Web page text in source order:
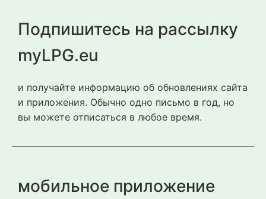
Подпишитесь на рассылку
myLPG.eu
и получайте информацию об обновлениях сайта
и приложения. Обычно одно письмо в год, но
вы можете отписаться в любое время.
мобильное приложение